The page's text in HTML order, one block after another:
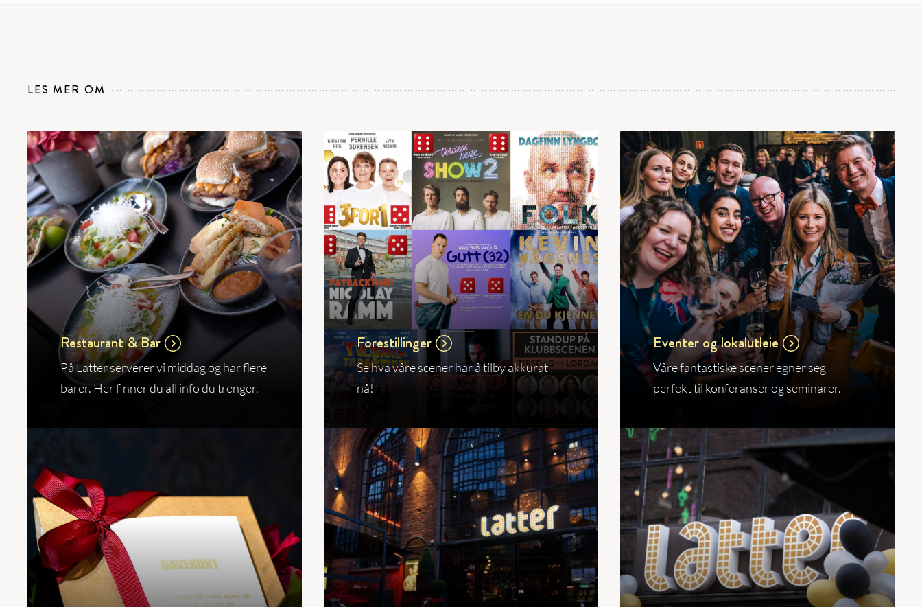
LES MER OM
Restaurant & Bar
På Latter serverer vi middag og har flere
barer. Her finner du all info du trenger.
Forestillinger
Se hva våre scener har å tilby akkurat
nå!
Eventer og lokalutleie
Våre fantastiske scener egner seg
perfekt til konferanser og seminarer.